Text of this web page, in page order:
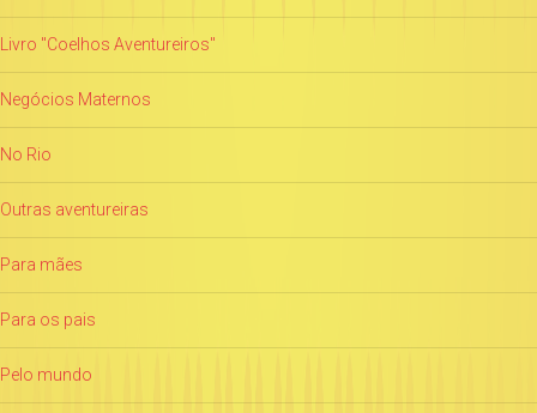
Livro "Coelhos Aventureiros"
Negócios Maternos
No Rio
Outras aventureiras
Para mães
Para os pais
Pelo mundo